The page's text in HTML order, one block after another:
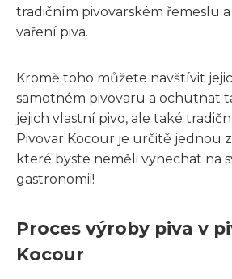
tradičním pivovarském řemeslu
vaření piva.
Kromě toho můžete navštívit
samotném pivovaru a ochutnat
jejich vlastní pivo, ale také
Pivovar Kocour je určitě jednou
které byste neměli vynechat na
gastronomii!
Proces výroby piva v
Kocour